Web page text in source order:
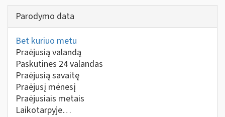
Parodymo data
Bet kuriuo metu
Praėjusią valandą
Paskutines 24 valandas
Praėjusią savaitę
Praėjusį mėnesį
Praėjusiais metais
Laikotarpyje…